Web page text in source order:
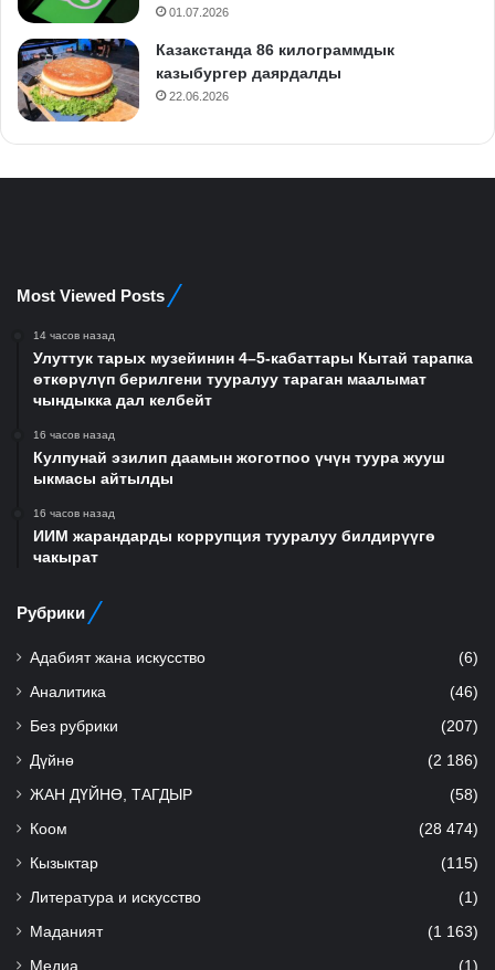
01.07.2026
Казакстанда 86 килограммдык
казыбургер даярдалды
22.06.2026
Most Viewed Posts
14 часов назад
Улуттук тарых музейинин 4–5-кабаттары Кытай тарапка
өткөрүлүп берилгени тууралуу тараган маалымат
чындыкка дал келбейт
16 часов назад
Кулпунай эзилип даамын жоготпоо үчүн туура жууш
ыкмасы айтылды
16 часов назад
ИИМ жарандарды коррупция тууралуу билдирүүгө
чакырат
Рубрики
Адабият жана искусство (6)
Аналитика (46)
Без рубрики (207)
Дүйнө (2 186)
ЖАН ДҮЙНӨ, ТАГДЫР (58)
Коом (28 474)
Кызыктар (115)
Литература и искусство (1)
Маданият (1 163)
Медиа (1)